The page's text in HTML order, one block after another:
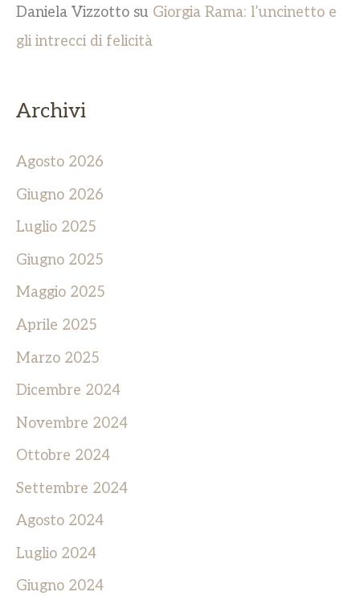
Daniela Vizzotto su Giorgia Rama: l’uncinetto e
gli intrecci di felicità
Archivi
Agosto 2026
Giugno 2026
Luglio 2025
Giugno 2025
Maggio 2025
Aprile 2025
Marzo 2025
Dicembre 2024
Novembre 2024
Ottobre 2024
Settembre 2024
Agosto 2024
Luglio 2024
Giugno 2024